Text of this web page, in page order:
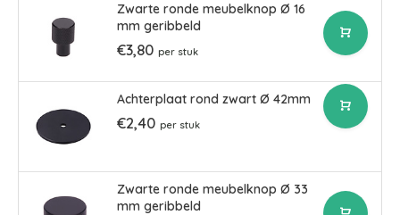
Zwarte ronde meubelknop Ø 16
mm geribbeld
€3,80 per stuk
Achterplaat rond zwart Ø 42mm
€2,40 per stuk
Zwarte ronde meubelknop Ø 33
mm geribbeld